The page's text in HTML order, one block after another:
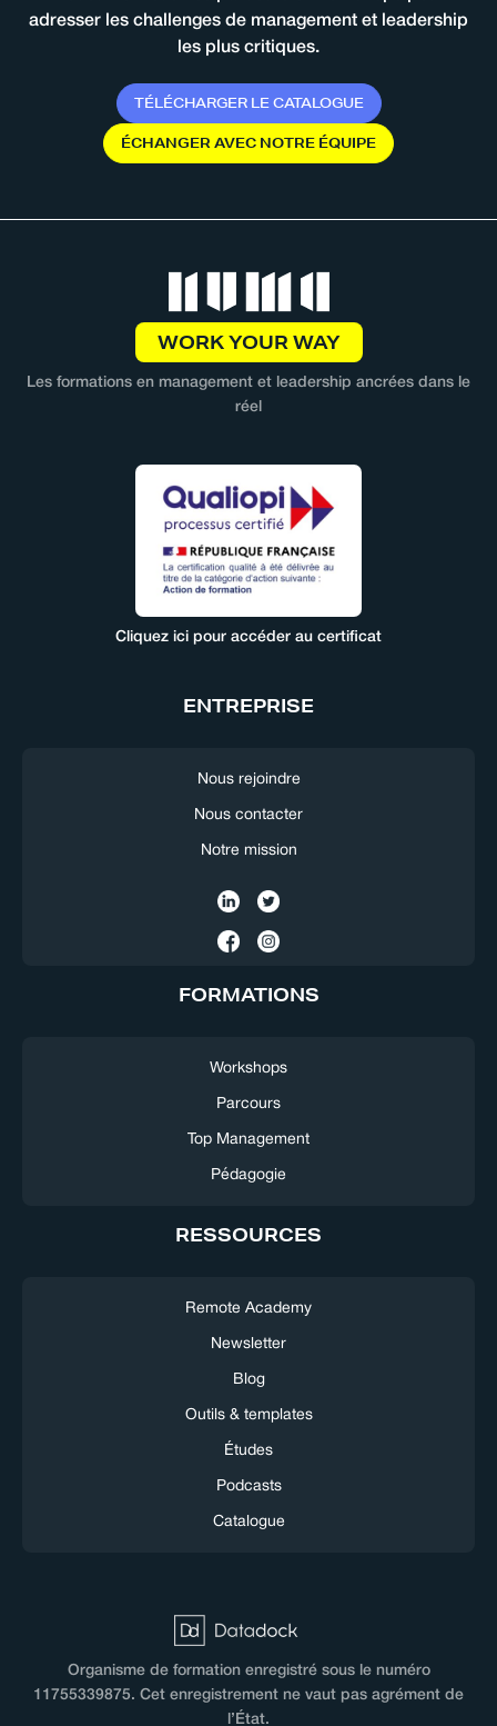
adresser les challenges de management et leadership
les plus critiques.
TÉLÉCHARGER LE CATALOGUE
ÉCHANGERAVEC NOTRE ÉQUIPE
WORK YOUR WAY
Les formations en management et leadership ancrées dans le
réel
Cliquez ici pour accéder au certificat
ENTREPRISE
Nous rejoindre
Nous contacter
Notre mission
FORMATIONS
Workshops
Parcours
Top Management
Pédagogie
RESSOURCES
Remote Academy
Newsletter
Blog
Outils & templates
Études
Podcasts
Catalogue
Organisme de formation enregistré sous le numéro
11755339875. Cet enregistrement ne vaut pas agrément de
l’État.